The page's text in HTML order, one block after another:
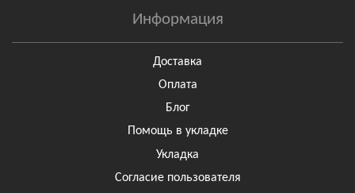
Информация
Доставка
Оплата
Блог
Помощь в укладке
Укладка
Согласие пользователя